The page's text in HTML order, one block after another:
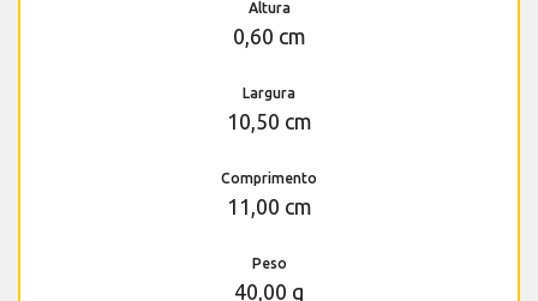
Altura
0,60 cm
Largura
10,50 cm
Comprimento
11,00 cm
Peso
40,00 g